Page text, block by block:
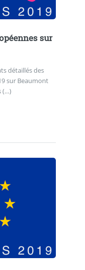
sur
détaillés des
sur Beaumont
(…)